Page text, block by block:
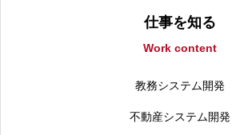
仕事を知る
Work content
教務システム開発
不動産システム開発